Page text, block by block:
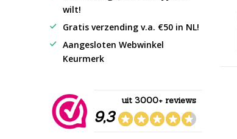
wilt!
Gratis verzending v.a. €50 in NL!
Aangesloten Webwinkel
Keurmerk
9,3
uit 3000+ reviews